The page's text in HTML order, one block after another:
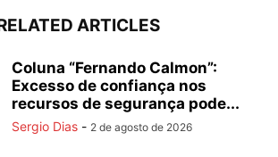
ARTICLES
Coluna “Fernando Calmon”:
Excesso de confiança nos
recursos de segurança pode...
Sergio Dias - 2 de agosto de 2026